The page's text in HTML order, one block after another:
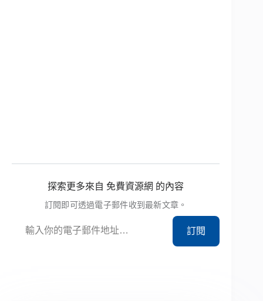
探索更多來自 免費資源網 的內容
訂閱即可透過電子郵件收到最新文章。
訂閱